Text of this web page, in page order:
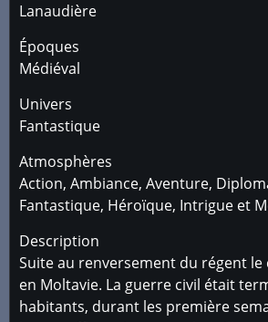
Lanaudière
Époques
Médiéval
Univers
Fantastique
Atmosphères
Action, Ambiance, Aventure,
Fantastique, Héroïque, Intrigue et
Description
Suite au renversement du régent le
en Moltavie. La guerre civil était
habitants, durant les première